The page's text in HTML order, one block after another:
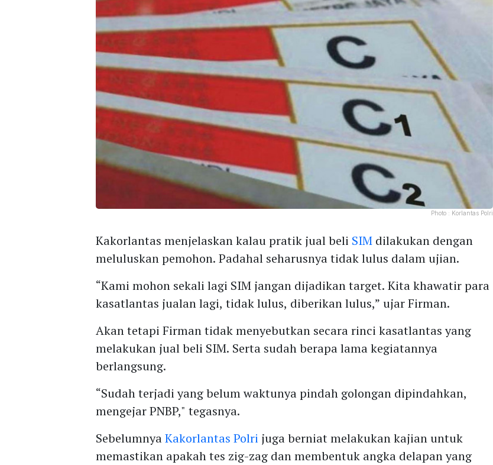
Photo : Korlantas Polri
Kakorlantas menjelaskan kalau pratik jual beli SIM dilakukan dengan
meluluskan pemohon. Padahal seharusnya tidak lulus dalam ujian.
“Kami mohon sekali lagi SIM jangan dijadikan target. Kita khawatir para
kasatlantas jualan lagi, tidak lulus, diberikan lulus,” ujar Firman.
Akan tetapi Firman tidak menyebutkan secara rinci kasatlantas yang
melakukan jual beli SIM. Serta sudah berapa lama kegiatannya
berlangsung.
“Sudah terjadi yang belum waktunya pindah golongan dipindahkan,
mengejar PNBP," tegasnya.
SebelumnyaKakorlantas Polri juga berniat melakukan kajian untuk
memastikan apakah tes zig-zag dan membentuk angka delapan yang